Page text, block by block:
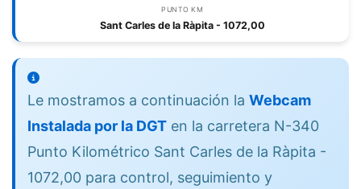
PUNTO KM
Sant Carles de la Ràpita - 1072,00
Le mostramos a continuación la Webcam
Instalada por la DGT en la carretera N-340
Punto Kilométrico Sant Carles de la Ràpita -
1072,00 para control, seguimiento y